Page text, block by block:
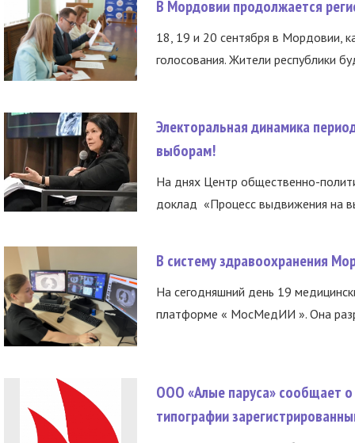
В Мордовии продолжается
18, 19 и 20 сентября в Мордовии,
голосования. Жители республики
Электоральная динамика
выборам!
На днях Центр общественно-
доклад «Процесс выдвижения на
В систему здравоохранения
На сегодняшний день 19
платформе « МосМедИИ ». Она
ООО «Алые паруса» сообщает о
типографии